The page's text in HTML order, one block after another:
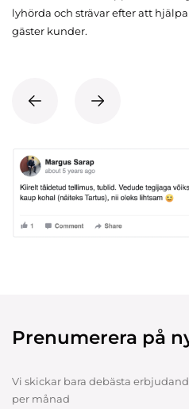
lyhörda och strävar efter att hjälpa
gäster kunder.
Prenumerera på
Vi skickar bara debästa
per månad